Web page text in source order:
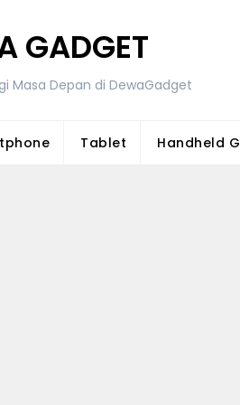
GADGET
Masa Depan di DewaGadget
Tablet Handheld